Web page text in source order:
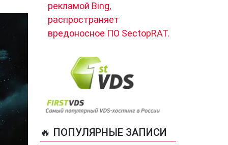
рекламой Bing,
распространяет
вредоносное ПО SectopRAT.
🔥 ПОПУЛЯРНЫЕ ЗАПИСИ